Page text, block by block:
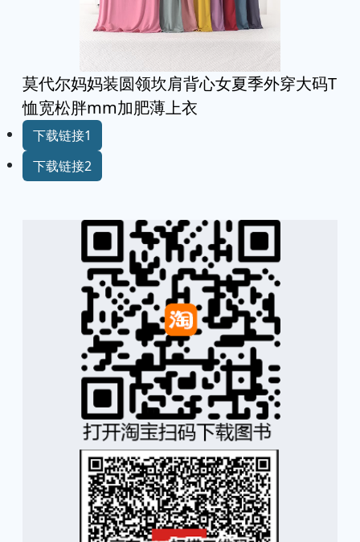
莫代尔妈妈装圆领坎肩背心女夏季外穿大码T
恤宽松胖mm加肥薄上衣
下载链接1
下载链接2